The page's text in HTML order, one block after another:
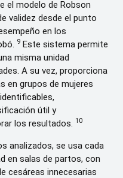
el modelo de Robson
validez desde el punto
en los
9 Este sistema permite
misma unidad
A su vez, proporciona
en grupos de mujeres
útil y
los resultados. 10
analizados, se usa cada
en salas de partos, con
cesáreas innecesarias